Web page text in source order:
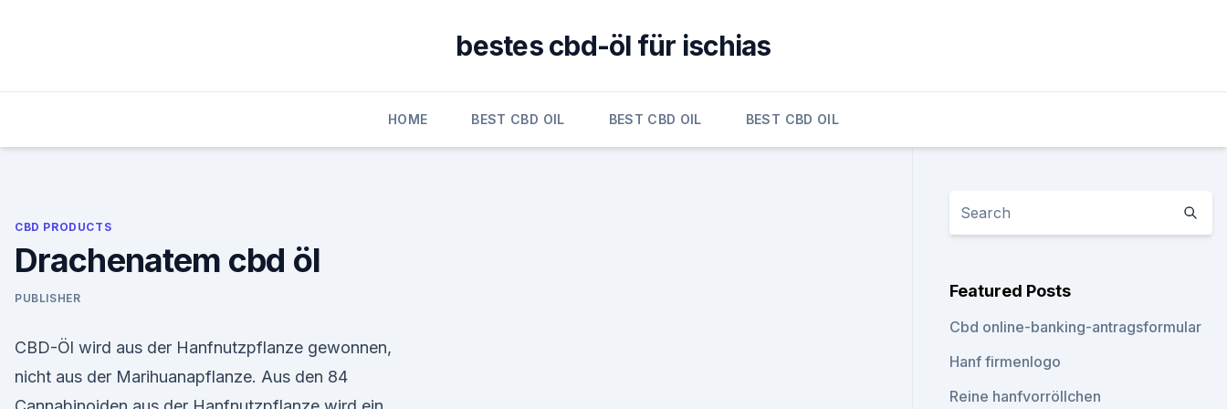
bestes cbd-öl für ischias
HOME BEST CBD OIL BEST CBD OIL BEST CBD OIL
CBD PRODUCTS
Drachenatem cbd öl
PUBLISHER
CBD-Öl wird aus der Hanfnutzpflanze gewonnen,
nicht aus der Marihuanapflanze. Aus den 84
Featured Posts
Cbd online-banking-antragsformular
Hanf firmenlogo
Reine hanfvorröllchen